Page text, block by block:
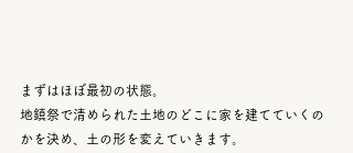
まずはほぼ最初の状態。
地鎮祭で清められた土地のどこに家を建てていくの
かを決め、土の形を変えていきます。